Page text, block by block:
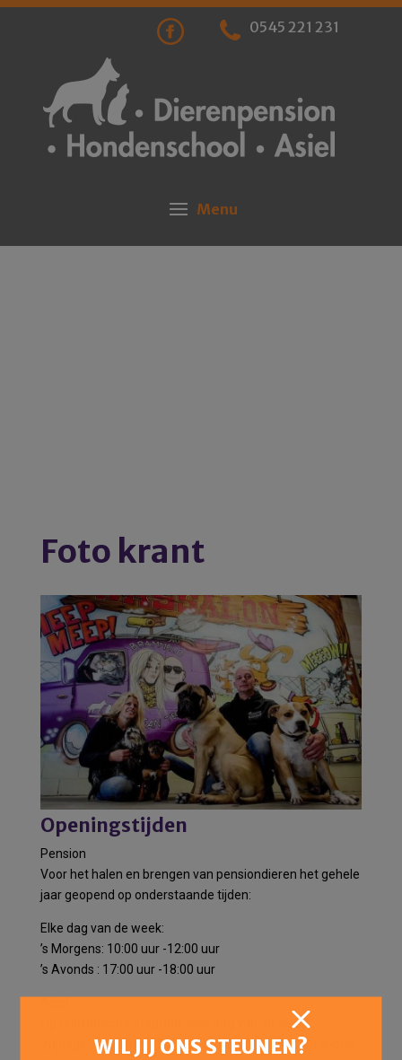
0545 221 231
Foto krant
Openingstijden
Pension
Voor het halen en brengen van pensiondieren het gehele
jaar geopend op onderstaande tijden:
Elke dag van de week:
’s Morgens: 10:00 uur -12:00 uur
’s Avonds : 17:00 uur -18:00 uur
Op telefonische afspraak elke dag van de week.
Vrijdags: 14:00 uur – 20:00 uur (Inloopmiddag- en avond
WIL JIJ ONS STEUNEN?